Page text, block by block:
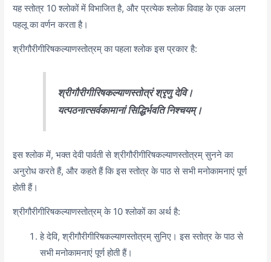
यह स्तोत्र 10 श्लोकों में विभाजित है, और प्रत्येक श्लोक विवाह के एक अलग
पहलू का वर्णन करता है।
श्रीगौरीगीरिषकल्याणस्तोत्रम् का पहला श्लोक इस प्रकार है:
श्रीगौरीगीरिषकल्याणस्तोत्रं श्रृणु देवि।
यत्पठनात्सर्वकामानां सिद्धिर्भवति निश्चयम्।
इस श्लोक में, भक्त देवी पार्वती से श्रीगौरीगीरिषकल्याणस्तोत्रम् सुनने का
अनुरोध करते हैं, और कहते हैं कि इस स्तोत्र के पाठ से सभी मनोकामनाएं पूर्ण
होती हैं।
श्रीगौरीगीरिषकल्याणस्तोत्रम् के 10 श्लोकों का अर्थ है:
हे देवि, श्रीगौरीगीरिषकल्याणस्तोत्रम् सुनिए। इस स्तोत्र के पाठ से
सभी मनोकामनाएं पूर्ण होती हैं।